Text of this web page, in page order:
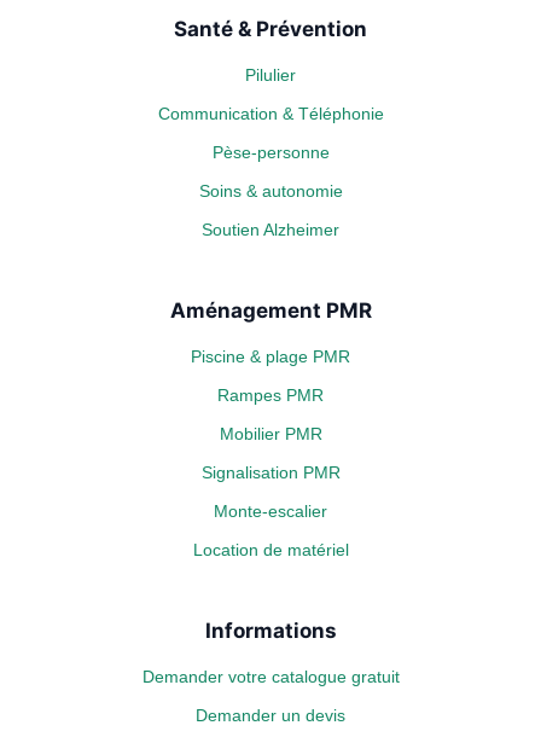
Santé & Prévention
Pilulier
Communication & Téléphonie
Pèse-personne
Soins & autonomie
Soutien Alzheimer
Aménagement PMR
Piscine & plage PMR
Rampes PMR
Mobilier PMR
Signalisation PMR
Monte-escalier
Location de matériel
Informations
Demander votre catalogue gratuit
Demander un devis